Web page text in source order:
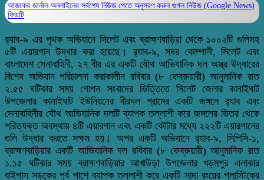
আজকের জার্নাল অনলাইনের সর্বশেষ নিউজ পেতে অনুসরণ করুন গুগল নিউজ (Google News)
ফিডটি
র‌্যাব-৯ এর পৃথক অভিযানে সিলেট এবং ব্রাহ্মণবাড়িয়া থেকে ১০০২টি গুলিসহ
৫টি এয়ারগান উদ্ধার করা হয়েছে। র‌্যাব-৯, সদর কোম্পানী, সিলেট এবং
বাংলাদেশ সেনাবাহিনী, ২৭ বীর এর একটি যৌথ আভিযানিক দল অস্ত্র উদ্ধারের
বিশেষ অভিযান পরিচালনা করাকালীন রবিবার (৮ ফেব্রুয়ারী) আনুমানিক রাত
২.৫৫ ঘটিকার সময় গোপন সংবাদের ভিত্তিতে সিলেট জেলার কানাইঘাট
উপজেলার কানাইঘাট ইউনিয়নের বীরদল গ্রামের একটি জঙ্গলে র‌্যাব এবং
সেনাবাহিনীর যৌথ আভিযানিক দলটি ব্যাপক তল্লাশী করে জঙ্গলের ভিতর থেকে
পরিত্যক্ত অবস্থায় ৪টি এয়ারগান এবং একটি কৌটার মধ্যে ২২২টি এয়ারগানের
গুলি উদ্ধার করতে সক্ষম হয়। অপর একটি অভিযানে র‌্যাব-৯, সিপিসি-১,
ব্রাহ্মণবাড়িয়ার একটি আভিযানিক দল রবিবার (৮ ফেব্রুয়ারী) আনুমানিক রাত
১.১৫ ঘটিকার সময় ব্রাহ্মণবাড়িয়ার আখাউড়া উপজেলার খড়মপুর এলাকার
বাইপাস সড়কের পূর্ব পাশে ব্যাপক তল্লাশী করে একটি সাদা রংয়ের প্লাস্টিকের